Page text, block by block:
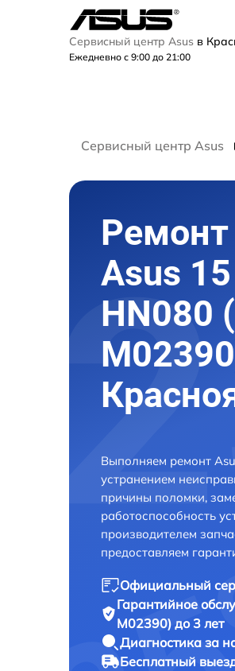
Сервисный центр Asus в
Ежедневно с 9:00 до 21:00
Сервисный центр Asus
Ремонт
Asus
HN080
Выполняем ремонт
устранением
причины поломки,
работоспособность
производителем
предоставляем
Официальный
Гарантийное
M02390) до 3 лет
Диагностика за
Бесплатный